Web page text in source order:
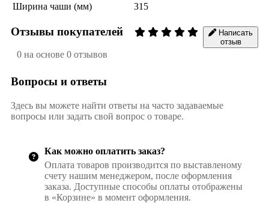
Ширина чаши (мм)
315
Отзывы покупателей
0 на основе 0 отзывов
Написать
отзыв
Вопросы и ответы
Здесь вы можете найти ответы на часто задаваемые
вопросы или задать свой вопрос о товаре.
Как можно оплатить заказ?
Оплата товаров производится по выставленому
счету нашим менеджером, после оформления
заказа. Доступные способы оплаты отображены
в «Корзине» в момент оформления.